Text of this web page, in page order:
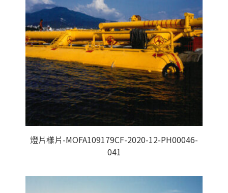
燈片樣片-MOFA109179CF-2020-12-PH00046-
041